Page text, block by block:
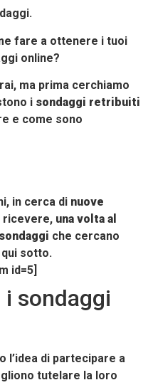
fare a ottenere i tuoi
online?
ma prima cerchiamo
i sondaggi retribuiti
e come sono
in cerca di nuove
ricevere, una volta al
sondaggi che cercano
sotto.
id=5]
sondaggi
l’idea di partecipare a
tutelare la loro